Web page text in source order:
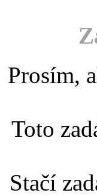
Prosím,
Toto
Stačí